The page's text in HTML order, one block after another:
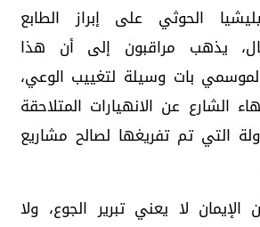
الحوثي على إبراز الطابع
يذهب مراقبون إلى أن هذا
بات وسيلة لتغييب الوعي،
الشارع عن الانهيارات المتلاحقة
التي تم تفريغها لصالح مشاريع
لا يعني تبرير الجوع، ولا